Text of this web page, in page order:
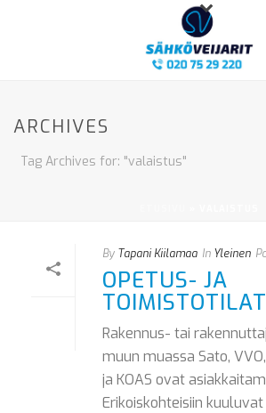
ARCHIVES
Tag Archives for: "valaistus"
By Tapani Kiilamaa In Yleinen
OPETUS- JA
TOIMISTOTILAT
Rakennus- tai
muun muassa Sato,
ja KOAS ovat
Erikoiskohteisiin